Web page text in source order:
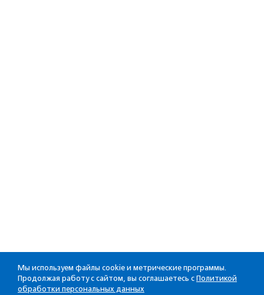
Мы используем файлы cookie и метрические программы.
Продолжая работу с сайтом, вы соглашаетесь с Политикой
обработки персональных данных